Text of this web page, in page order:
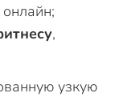
,
узкую